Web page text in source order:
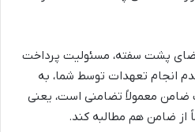
پشت سفته، مسئولیت پرداخت
انجام تعهدات توسط شما، به
معمولاً تضامنی است، یعنی
از ضامن هم مطالبه کند.